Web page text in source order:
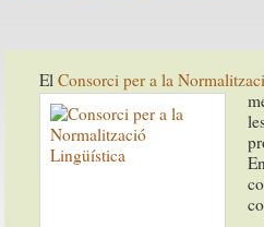
El Consorci per a la